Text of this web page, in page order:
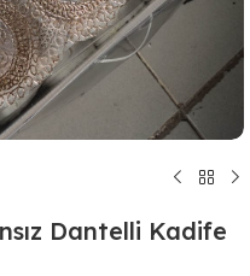
Dantelli Kadife